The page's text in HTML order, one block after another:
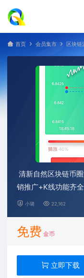
首页 会员集市 区块链
清新自然区块链币
销推广+K线功能齐全
小璐 22,162
免费 金币
立即下载